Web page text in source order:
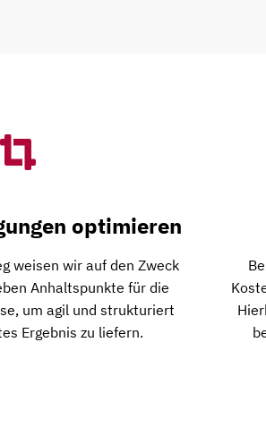
optimieren
weisen wir auf den Zweck
Anhaltspunkte für die
um agil und strukturiert
Ergebnis zu liefern.